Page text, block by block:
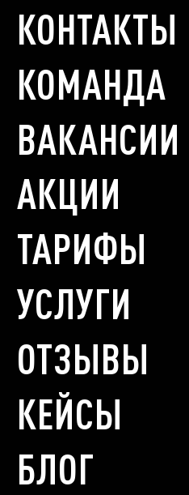
КОНТАКТЫ
КОМАНДА
ВАКАНСИИ
АКЦИИ
ТАРИФЫ
УСЛУГИ
ОТЗЫВЫ
КЕЙСЫ
БЛОГ